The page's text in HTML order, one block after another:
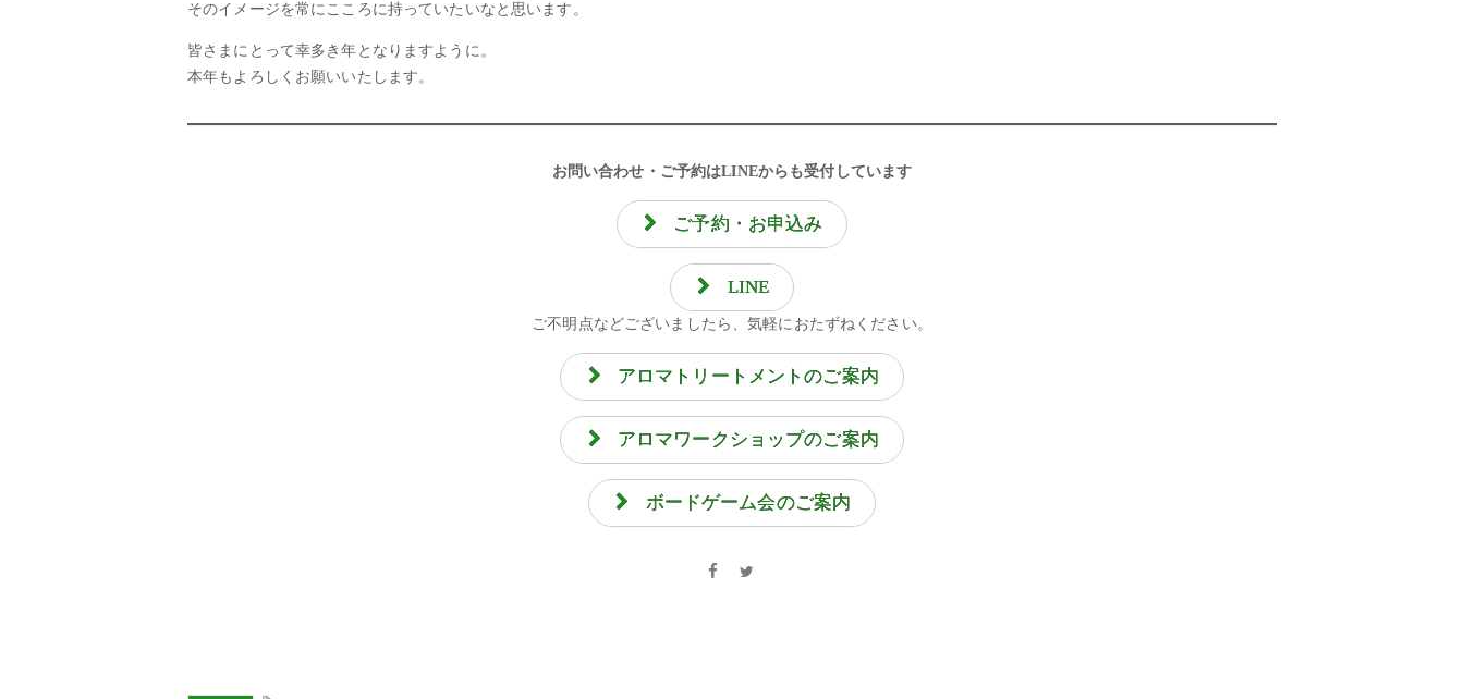
そのイメージを常にこころに持っていたいなと思います。
皆さまにとって幸多き年となりますように。
本年もよろしくお願いいたします。
お問い合わせ・ご予約はLINEからも受付しています
ご予約・お申込み
LINE
ご不明点などございましたら、気軽におたずねください。
アロマトリートメントのご案内
アロマワークショップのご案内
ボードゲーム会のご案内